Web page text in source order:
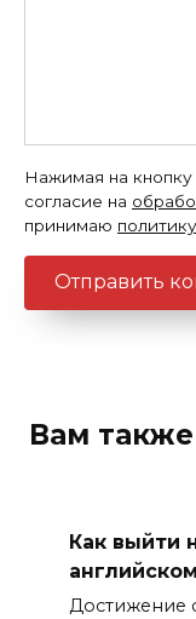
Нажимая на
согласие на
принимаю
Вам
Как выйти
английском
Достижение